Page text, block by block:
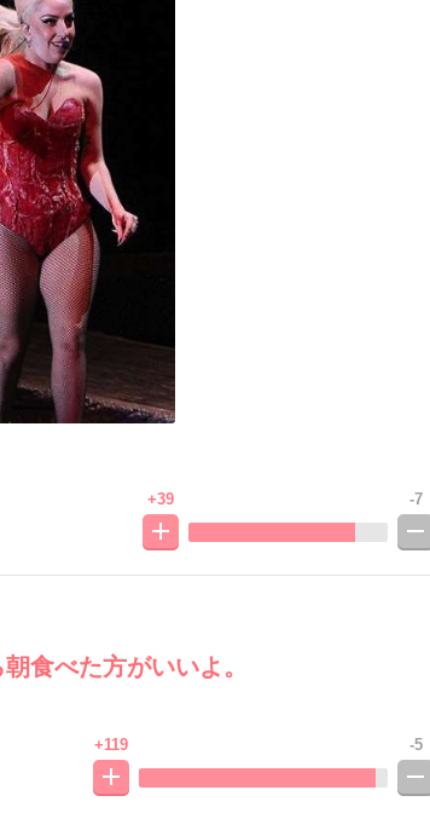
+39 -7
食べた方がいいよ。
+119 -5